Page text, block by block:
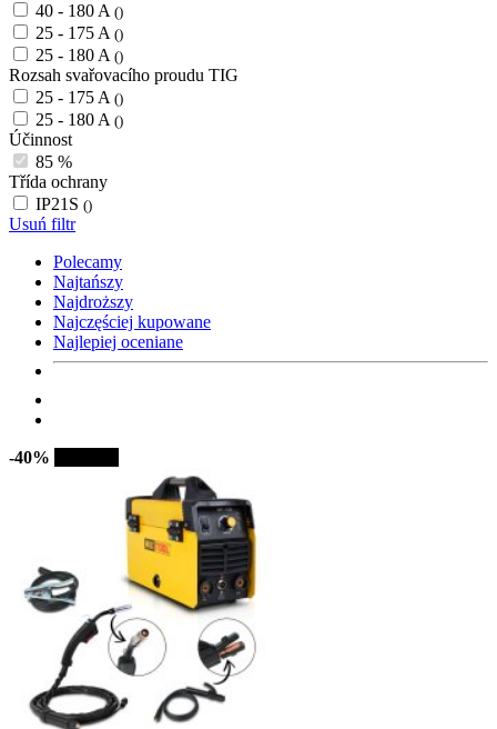
40 - 180 A ()
25 - 175 A ()
25 - 180 A ()
Rozsah svařovacího proudu TIG
25 - 175 A ()
25 - 180 A ()
Účinnost
85 %
Třída ochrany
IP21S ()
Usuń filtr
Polecamy
Najtańszy
Najdroższy
Najczęściej kupowane
Najlepiej oceniane
-40%